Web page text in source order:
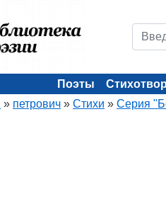
Поэты
» петрович » Стихи » Серия